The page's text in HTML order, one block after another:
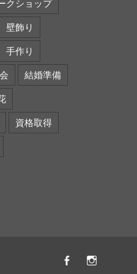
クショップ
壁飾り
手作り
結婚準備
資格取得
Facebook